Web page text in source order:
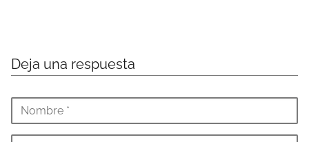
Deja una respuesta